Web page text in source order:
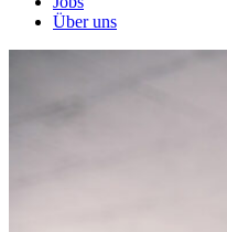
Über uns